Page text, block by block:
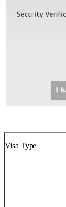
Visa Type